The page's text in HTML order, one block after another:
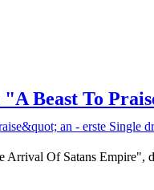
Beast To
Arrival Of Satans